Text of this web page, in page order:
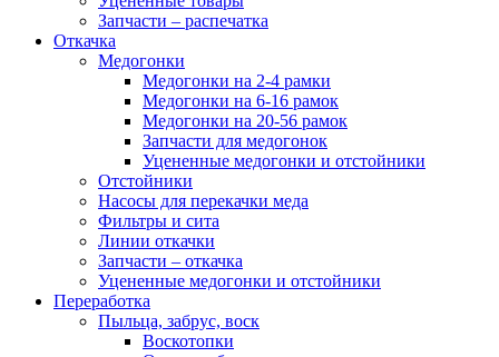
Запчасти – распечатка
Откачка
Медогонки
Медогонки на 2-4 рамки
Медогонки на 6-16 рамок
Медогонки на 20-56 рамок
Запчасти для медогонок
Уцененные медогонки и отстойники
Отстойники
Насосы для перекачки меда
Фильтры и сита
Линии откачки
Запчасти – откачка
Уцененные медогонки и отстойники
Переработка
Пыльца, забрус, воск
Воскотопки